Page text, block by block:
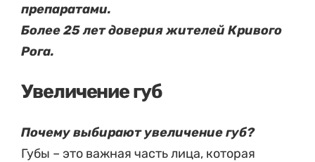
препаратами.
Более 25 лет доверия жителей Кривого
Рога.
Увеличение губ
Почему выбирают увеличение губ?
Губы – это важная часть лица, которая